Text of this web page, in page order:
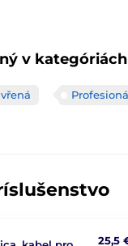
v kategóriách
25,5